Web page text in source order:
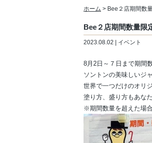
ホーム > Bee２店期間数
Bee２店期間数量限
2023.08.02 | イベント
8月2日～７日まで期間
ソントンの美味しいジ
世界で一つだけのオリ
塗り方、盛り方もあな
※期間数量を超えた場